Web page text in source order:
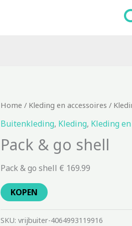
Home / Kleding en accessoires /
Buitenkleding, Kleding, Kleding
Pack & go shell
Pack & go shell € 169.99
KOPEN
SKU: vrijbuiter-4064993119916